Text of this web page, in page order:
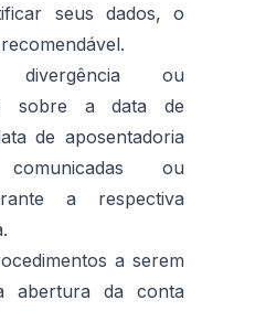
seus dados, o
ou
sobre a data de
de aposentadoria
ou
a respectiva
a serem
abertura da conta